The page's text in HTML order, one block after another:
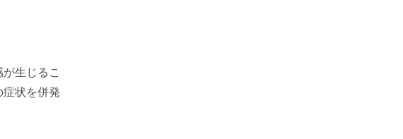
生じるこ
状を併発